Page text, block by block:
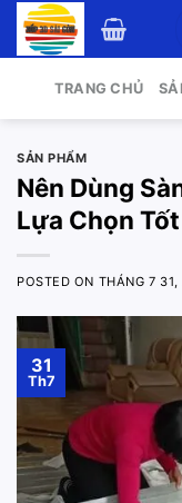
Skip
TRANG CHỦ
SẢN PHẨM
Nên Dùng
Lựa Chọn
POSTED ON THÁNG 7
31
Th7